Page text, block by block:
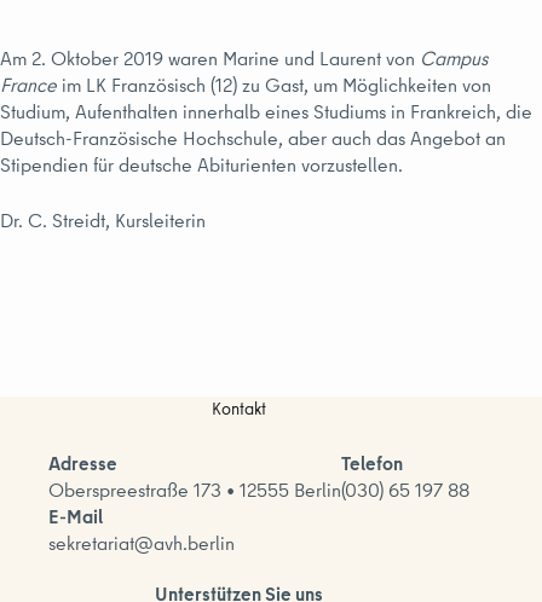
Am 2. Oktober 2019 waren Marine und Laurent von Campus
France im LK Französisch (12) zu Gast, um Möglichkeiten von
Studium, Aufenthalten innerhalb eines Studiums in Frankreich, die
Deutsch-Französische Hochschule, aber auch das Angebot an
Stipendien für deutsche Abiturienten vorzustellen.
Dr. C. Streidt, Kursleiterin
Kontakt
Adresse
Oberspreestraße 173 • 12555 Berlin
Telefon
(030) 65 197 88
E-Mail
sekretariat@avh.berlin
Unterstützen Sie uns